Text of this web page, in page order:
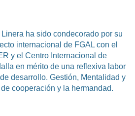
ha sido condecorado por su
internacional de FGAL con el
y el Centro Internacional de
en mérito de una reflexiva labor
desarrollo. Gestión, Mentalidad y
cooperación y la hermandad.